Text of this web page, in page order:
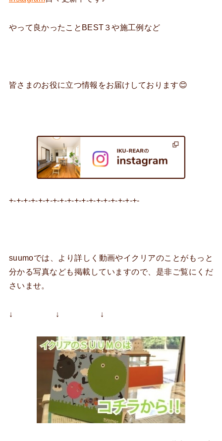
やって良かったことBEST３や施工例など
皆さまのお役に立つ情報をお届けしております😊
+-+-+-+-+-+-+-+-+-+-+-+-+-+-+-+-+-+-
suumoでは、より詳しく動画やイクリアのことがもっと
分かる写真なども掲載していますので、是非ご覧にくだ
さいませ。
↓ ↓ ↓